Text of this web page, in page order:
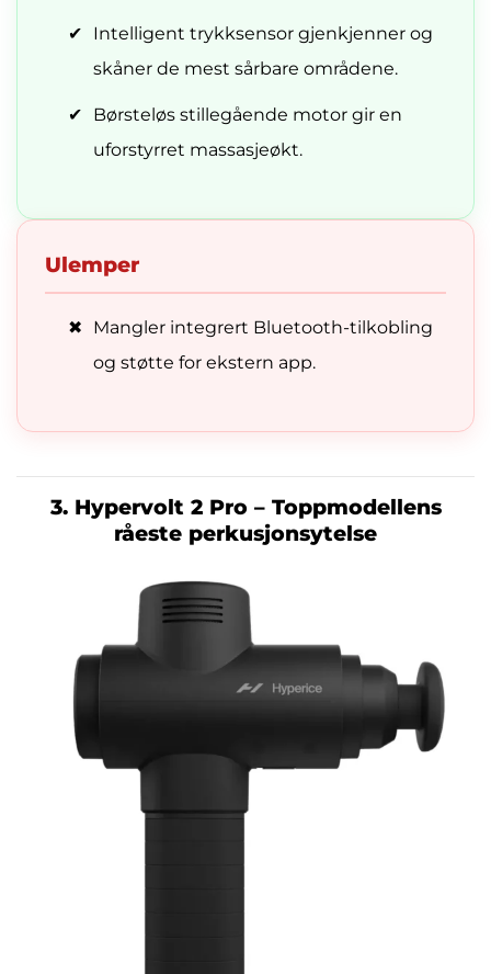
✔
Intelligent trykksensor gjenkjenner og
skåner de mest sårbare områdene.
✔
Børsteløs stillegående motor gir en
uforstyrret massasjeøkt.
Ulemper
✖
Mangler integrert Bluetooth-tilkobling
og støtte for ekstern app.
3. Hypervolt 2 Pro – Toppmodellens
råeste perkusjonsytelse